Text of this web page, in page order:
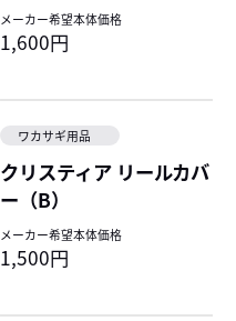
メーカー希望本体価格
1,600円
ワカサギ用品
クリスティア リールカバ
ー（B）
メーカー希望本体価格
1,500円